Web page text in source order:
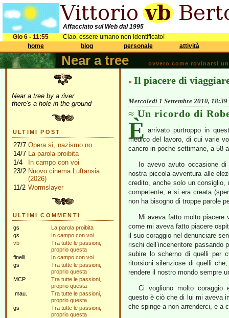
Affacciato sul Web dal 1995
Gio 6 - 11:55
Ciao, essere umano non identificato!
home
blog personale attività
Near a tree ovvero come rovinarsi
Near a tree by a river
there's a hole in the ground
ULTIMI POST
27/7 Opera sì, nazismo no
14/7 La parola proibita
1/4
In campo con voi
23/2 Nuovo cinema Luftansia
(2026)
11/2 Wormslayer
ULTIMI COMMENTI
gs
La parola proibita
gs
In campo con voi
vb
Tra tutte le passioni,
proprio questa
finelli
In campo con voi
gs
Tra tutte le passioni,
proprio questa
MCP
Tra tutte le passioni,
proprio questa
.mau.
Tra tutte le passioni,
proprio questa
gs
Tra tutte le passioni,
proprio questa
« Il piacere di
Mercoledì 1 Settembre 2010, 18:39
Un ricordo di
È arrivato purtroppo in
medico del lavoro, di cui varie
cancro in poche settimane, a 58
Io avevo avuto occasione
nostra piccola avventura alle
credito, anche solo un
competente, e si era creata
non ha bisogno di troppe parole
Mi aveva fatto molto piacere
come mi aveva fatto piacere
il suo coraggio nel denunciare
rischi dell’inceneritore
subire lo scherno di quelli per
ritorsioni silenziose di quelli
rendere il nostro mondo sempre
Ci vogliono molto coraggio
questo è ciò che di lui mi aveva
che spinge a non arrenderci, e a